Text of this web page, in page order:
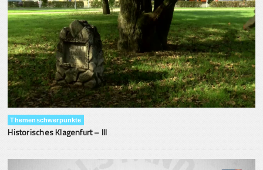
Themenschwerpunkte
Historisches Klagenfurt – III